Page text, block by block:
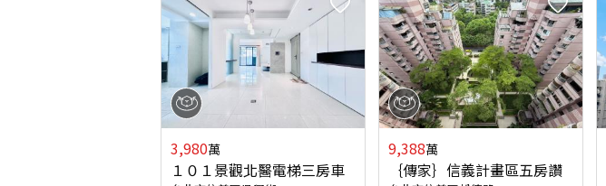
3,980萬
１０１景觀北醫電梯三房車
9,388萬
｛傳家｝信義計畫區五房讚